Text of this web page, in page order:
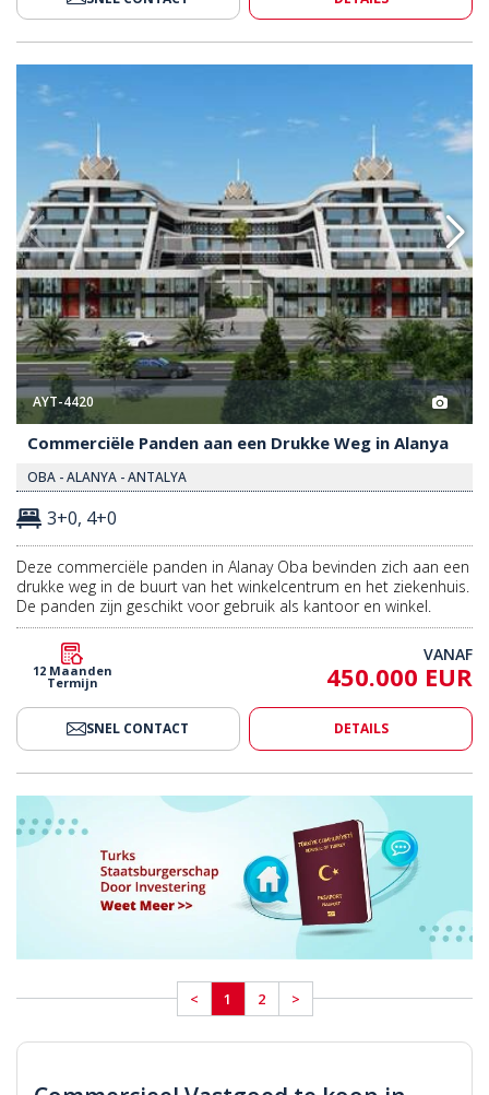
Drukke Weg In Alanya 2 Commerciële Panden Aan Een
AYT-4420
Commerciële Panden aan een Drukke Weg in Alanya
OBA - ALANYA - ANTALYA
3+0, 4+0
drukke weg in de buurt van het winkelcentrum en het ziekenhuis.
De panden zijn geschikt voor gebruik als kantoor en winkel.
12 Maanden
Termijn
VANAF
450.000 EUR